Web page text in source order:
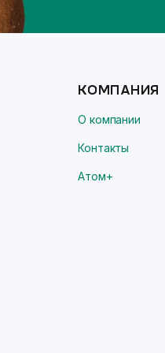
КОМПАНИЯ
О компании
Контакты
Атом+